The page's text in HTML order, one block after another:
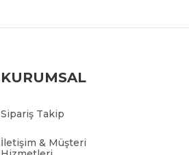
KURUMSAL
Sipariş Takip
İletişim & Müşteri